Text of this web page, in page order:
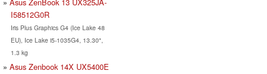
I58512G0R
Iris Plus Graphics G4 (Ice Lake 48
EU), Ice Lake i5-1035G4, 13.30",
1.3 kg
Asus Zenbook 14X UX5400E